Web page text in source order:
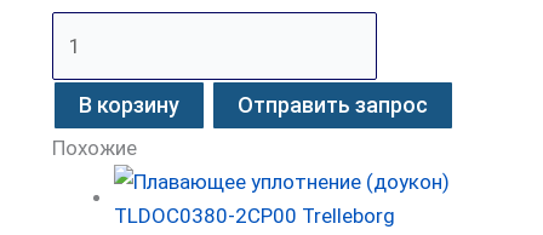
В корзину Отправить запрос
Похожие